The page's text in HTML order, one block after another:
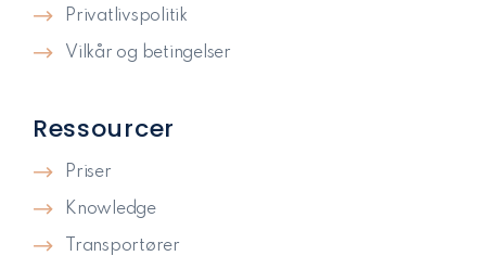
Ressourcer
Priser
Knowledge
Transportører
Privatlivspolitik​
Vilkår og betingelser